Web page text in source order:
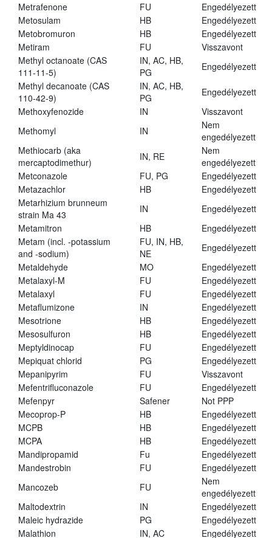
Metrafenone FU
Engedélyezett
Metosulam
HB
Engedélyezett
Metobromuron
HB
Engedélyezett
Metiram
FU
Visszavont
Methyl octanoate (CAS
111-11-5)
IN, AC, HB,
PG
Engedélyezett
Methyl decanoate (CAS
110-42-9)
IN, AC, HB,
PG
Engedélyezett
Methoxyfenozide
IN
Visszavont
Methomyl
IN
Nem
engedélyezett
Methiocarb (aka
mercaptodimethur)
IN, RE
Nem
engedélyezett
Metconazole
FU, PG
Engedélyezett
Metazachlor
HB
Engedélyezett
Metarhizium brunneum
strain Ma 43
IN
Engedélyezett
Metamitron
HB
Engedélyezett
Metam (incl. -potassium
and -sodium)
FU, IN, HB,
NE
Engedélyezett
Metaldehyde
MO
Engedélyezett
Metalaxyl-M
FU
Engedélyezett
Metalaxyl
FU
Engedélyezett
Metaflumizone
IN
Engedélyezett
Mesotrione
HB
Engedélyezett
Mesosulfuron
HB
Engedélyezett
Meptyldinocap
FU
Engedélyezett
Mepiquat chlorid
PG
Engedélyezett
Mepanipyrim
FU
Visszavont
Mefentrifluconazole
FU
Engedélyezett
Mefenpyr
Safener
Not PPP
Mecoprop-P
HB
Engedélyezett
MCPB
HB
Engedélyezett
MCPA
HB
Engedélyezett
Mandipropamid
Fu
Engedélyezett
Mandestrobin
FU
Engedélyezett
Mancozeb
FU
Nem
engedélyezett
Maltodextrin
IN
Engedélyezett
Maleic hydrazide
PG
Engedélyezett
Malathion
IN, AC Engedélyezett